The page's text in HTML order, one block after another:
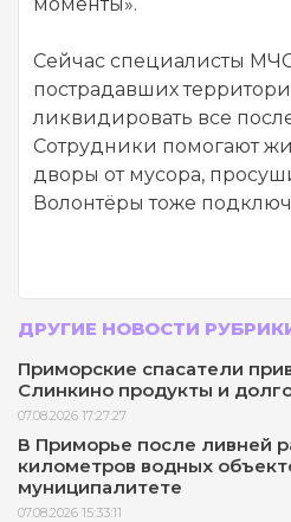
Сейчас специалисты МЧС
пострадавших
ликвидировать все
Сотрудники помогают
дворы от мусора,
Волонтёры тоже
ДРУГИЕ НОВОСТИ
Приморские спасатели
Слинкино продукты и
07.08.2026 17:27:27
В Приморье после ливней
километров водных
муниципалитете
07.08.2026 15:33:11